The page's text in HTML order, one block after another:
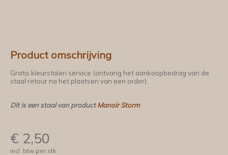
Product omschrijving
Gratis kleurstalen service (ontvang het aankoopbedrag van de
staal retour na het plaatsen van een order).
Dit is een staal van productManoir Storm
€ 2,50
incl. btw per stk